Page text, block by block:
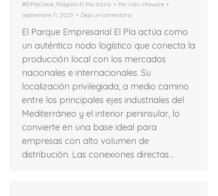
#ElPlaCrece, Polígono El Pla Alzira Por Iván infoware
septiembre 11, 2025
Deja un comentario
El Parque Empresarial El Pla actúa como
un auténtico nodo logístico que conecta la
producción local con los mercados
nacionales e internacionales. Su
localización privilegiada, a medio camino
entre los principales ejes industriales del
Mediterráneo y el interior peninsular, lo
convierte en una base ideal para
empresas con alto volumen de
distribución. Las conexiones directas…